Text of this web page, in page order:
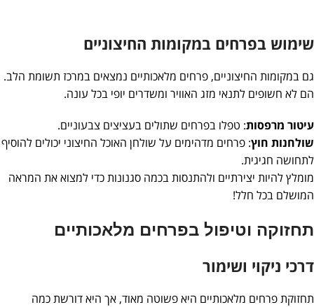
שימוש בפרחים במקומות החיצוניים
גם במקומות החיצוניים, פרחים מלאכותיים נמצאים במרכז תשומת הלב.
הם לא חשופים לתנאי מזג האוויר ומשדרים יופי בכל עונה.
עיטור מרפסות: טפלו בפרחים שתולים בעציצים צבעוניים.
שולחנות חוץ: פרחים מדהימים על שולחן האוכל החיצוני יכולים להוסיף
לתחושה חגיגית.
מומלץ להיות יצירתיים ולהתנסות בכמה סגנונות כדי למצוא את המראה
המושלם בכל חלל!
תחזוקה וטיפול בפרחים מלאכותיים
דרכי ניקוי ושימור
תחזוקת פרחים מלאכותיים היא פשוטה מאוד, אך היא דורשת כמה